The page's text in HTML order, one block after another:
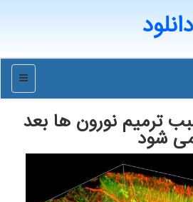
منو
ترمیم نورون ها بعد
شود